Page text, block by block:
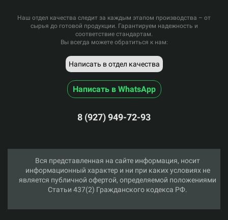
Наш отдел качества следит за каждым этапом производства – от
сырья до готовой продукции. Гарантируем надежность и
соответствие стандартам.
Вы всегда можете обратиться к нам:
Написать в отдел качества
Написать в WhatsApp
8 (927) 949-72-93
Вся представленная на сайте информация, носит
информационный характер и ни при каких условиях не
является публичной офертой, определяемой положениями
Статьи 437(2) Гражданского кодекса РФ.